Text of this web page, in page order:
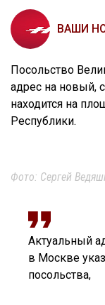
ВАШИ
Посольство
адрес на новый,
находится на
Республики.
Фото: Сергей
Актуальный
в Москве
посольства,